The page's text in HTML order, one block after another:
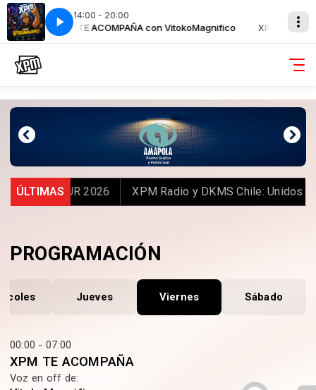
14:00 - 20:00
XPM TE ACOMPAÑA con VitokoMagnifico XPM TE
ÚLTIMASTOUR 2026 XPM Radio y DKMS Chile: Unidos
PROGRAMACIÓN
Jueves Viernes Sábado
00:00 - 07:00
XPM TE ACOMPAÑA
Voz en off de: